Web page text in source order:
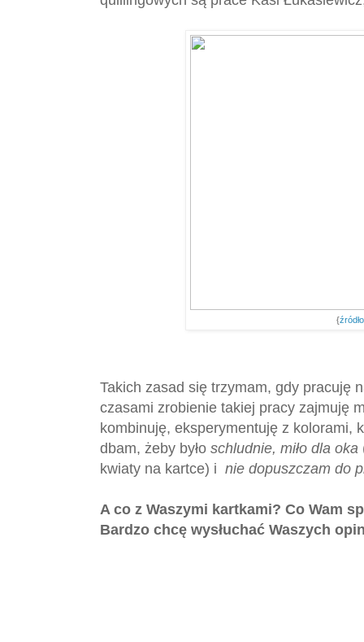
{źródło
Takich zasad się trzymam, gdy pracuję
czasami zrobienie takiej pracy zajmuję
kombinuję, eksperymentuję z kolorami,
dbam, żeby było schludnie, miło dla oka
kwiaty na kartce) i nie dopuszczam do
A co z Waszymi kartkami? Co Wam
Bardzo chcę wysłuchać Waszych